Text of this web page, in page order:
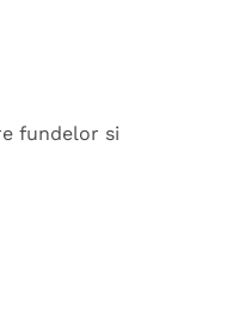
fundelor si